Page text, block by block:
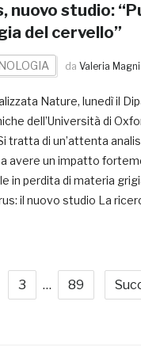
nuovo studio:
del cervello”
da Valeria Magni
Nature, lunedì il
dell’Università di
tratta di un’attenta
avere un impatto
in perdita di materia
il nuovo studio La
3 … 89